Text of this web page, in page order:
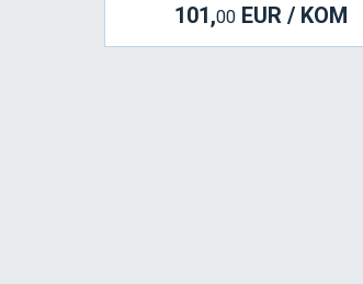
101,00 EUR / KOM